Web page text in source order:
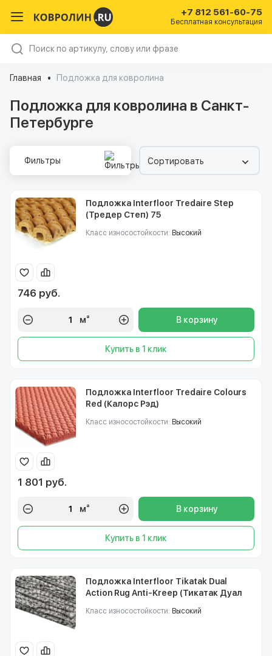
+7 812 561-60-75
Бесплатная консультация
Главная Подложка для ковролина
Подложка для ковролина в Санкт-
Петербурге
Фильтры Сортировать
Подложка Interfloor Tredaire Step
(Тредер Степ) 75
Класс износостойкости: Высокий
746 руб.
м² В корзину
Купить в 1 клик
Подложка Interfloor Tredaire Colours
Red (Калорс Рэд)
Класс износостойкости: Высокий
1 801 руб.
м² В корзину
Купить в 1 клик
Подложка Interfloor Tikatak Dual
Action Rug Anti-Kreep (Тикатак Дуал
Класс износостойкости: Высокий